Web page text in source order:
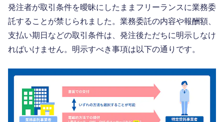
発注者が取引条件を曖昧にしたままフリーランスに業務委
託することが禁じられました。業務委託の内容や報酬額、
支払い期日などの取引条件は、発注後ただちに明示しなけ
ればいけません。明示すべき事項は以下の通りです。